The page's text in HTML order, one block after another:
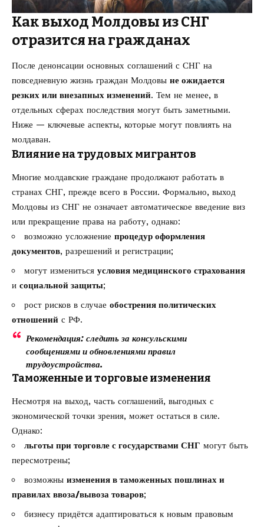
Как выход Молдовы из СНГ
отразится на гражданах
После денонсации основных соглашений с СНГ на
повседневную жизнь граждан Молдовы не ожидается
резких или внезапных изменений. Тем не менее, в
отдельных сферах последствия могут быть заметными.
Ниже — ключевые аспекты, которые могут повлиять на
молдаван.
Влияние на трудовых мигрантов
Многие молдавские граждане продолжают работать в
странах СНГ, прежде всего в России. Формально, выход
Молдовы из СНГ не означает автоматическое введение виз
или прекращение права на работу, однако:
возможно усложнение процедур оформления
документов, разрешений и регистрации;
могут измениться условия медицинского страхования
и социальной защиты;
рост рисков в случае обострения политических
отношений с РФ.
Рекомендация: следить за консульскими
сообщениями и обновлениями правил
трудоустройства.
Таможенные и торговые изменения
Несмотря на выход, часть соглашений, выгодных с
экономической точки зрения, может остаться в силе.
Однако:
льготы при торговле с государствами СНГ могут быть
пересмотрены;
возможны изменения в таможенных пошлинах и
правилах ввоза/вывоза товаров;
бизнесу придётся адаптироваться к новым правовым